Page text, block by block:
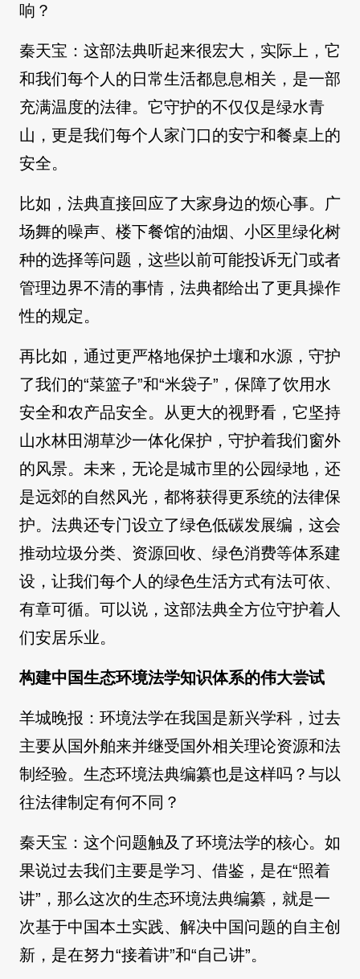
响？
秦天宝：这部法典听起来很宏大，实际上，它
和我们每个人的日常生活都息息相关，是一部
充满温度的法律。它守护的不仅仅是绿水青
山，更是我们每个人家门口的安宁和餐桌上的
安全。
比如，法典直接回应了大家身边的烦心事。广
场舞的噪声、楼下餐馆的油烟、小区里绿化树
种的选择等问题，这些以前可能投诉无门或者
管理边界不清的事情，法典都给出了更具操作
性的规定。
再比如，通过更严格地保护土壤和水源，守护
了我们的“菜篮子”和“米袋子”，保障了饮用水
安全和农产品安全。从更大的视野看，它坚持
山水林田湖草沙一体化保护，守护着我们窗外
的风景。未来，无论是城市里的公园绿地，还
是远郊的自然风光，都将获得更系统的法律保
护。法典还专门设立了绿色低碳发展编，这会
推动垃圾分类、资源回收、绿色消费等体系建
设，让我们每个人的绿色生活方式有法可依、
有章可循。可以说，这部法典全方位守护着人
们安居乐业。
构建中国生态环境法学知识体系的伟大尝试
羊城晚报：环境法学在我国是新兴学科，过去
主要从国外舶来并继受国外相关理论资源和法
制经验。生态环境法典编纂也是这样吗？与以
往法律制定有何不同？
秦天宝：这个问题触及了环境法学的核心。如
果说过去我们主要是学习、借鉴，是在“照着
讲”，那么这次的生态环境法典编纂，就是一
次基于中国本土实践、解决中国问题的自主创
新，是在努力“接着讲”和“自己讲”。